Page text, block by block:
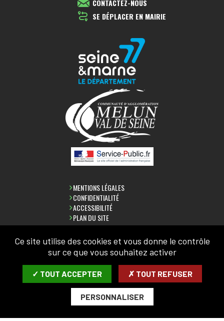
CONTACTEZ-NOUS
SE DÉPLACER EN MAIRIE
MENTIONS LÉGALES
CONFIDENTIALITÉ
ACCESSIBILITÉ
PLAN DU SITE
LETTRE D'INFORMATION
SAISIR VOTRE COURRIEL:
Ce site utilise des cookies et vous donne le contrôle
sur ce que vous souhaitez activer
✓ TOUT ACCEPTER ✗ TOUT REFUSER
PERSONNALISER